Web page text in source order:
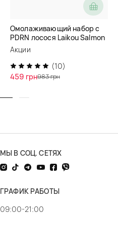
Омолаживающий набор с
PDRN лосося Laikou Salmon
Cica PDRN
Акции
(10)
459 грн983 грн
МЫ В СОЦ. СЕТЯХ
ГРАФИК РАБОТЫ
09:00-21:00